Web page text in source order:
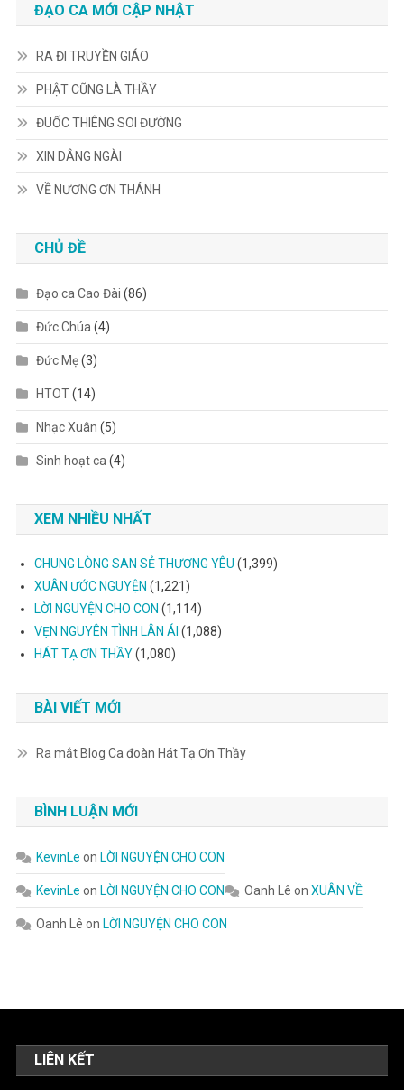
ĐẠO CA MỚI CẬP NHẬT
RA ĐI TRUYỀN GIÁO
PHẬT CŨNG LÀ THẦY
ĐUỐC THIÊNG SOI ĐƯỜNG
XIN DÂNG NGÀI
VỀ NƯƠNG ƠN THÁNH
CHỦ ĐỀ
Đạo ca Cao Đài (86)
Đức Chúa (4)
Đức Mẹ(3)
HTOT(14)
Nhạc Xuân (5)
Sinh hoạt ca (4)
XEM NHIỀU NHẤT
CHUNG LÒNG SAN SẺ THƯƠNG YÊU (1,399)
XUÂN ƯỚC NGUYỆN (1,221)
LỜI NGUYỆN CHO CON (1,114)
VẸN NGUYÊN TÌNH LÂN ÁI (1,088)
HÁT TẠ ƠN THẦY(1,080)
BÀI VIẾT MỚI
Ra mắt Blog Ca đoàn Hát Tạ Ơn Thầy
BÌNH LUẬN MỚI
KevinLe on LỜI NGUYỆN CHO CON
KevinLe on LỜI NGUYỆN CHO CON Oanh Lê on XUÂN VỀ
Oanh Lê on LỜI NGUYỆN CHO CON
LIÊN KẾT